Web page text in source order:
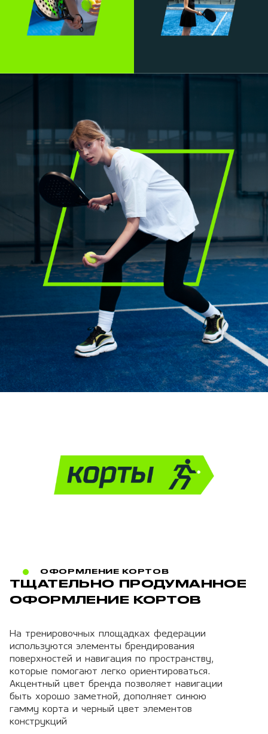
ОФОРМЛЕНИЕ КОРТОВ
ТЩАТЕЛЬНО ПРОДУМАННОЕ
ОФОРМЛЕНИЕ КОРТОВ
На тренировочных площадках федерации
используются элементы брендирования
поверхностей и навигация по пространству,
которые помогают легко ориентироваться.
Акцентный цвет бренда позволяет навигации
быть хорошо заметной, дополняет синюю
гамму корта и черный цвет элементов
конструкций